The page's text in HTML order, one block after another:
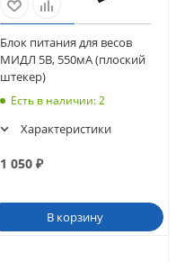
Блок питания для весов
МИДЛ 5В, 550мА (плоский
штекер)
Есть в наличии: 2
Характеристики
1 050₽
В корзину